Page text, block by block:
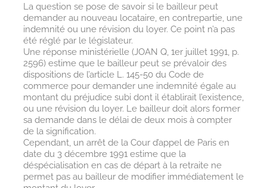
La question se pose de savoir si le bailleur peut
demander au nouveau locataire, en contrepartie, une
indemnité ou une révision du loyer. Ce point n’a pas
été réglé par le législateur.
Une réponse ministérielle (JOAN Q, 1er juillet 1991, p.
2596) estime que le bailleur peut se prévaloir des
dispositions de l’article L. 145-50 du Code de
commerce pour demander une indemnité égale au
montant du préjudice subi dont il établirait l’existence,
ou une révision du loyer. Le bailleur doit alors former
sa demande dans le délai de deux mois à compter
de la signification.
Cependant, un arrêt de la Cour d’appel de Paris en
date du 3 décembre 1991 estime que la
déspécialisation en cas de départ à la retraite ne
permet pas au bailleur de modifier immédiatement le